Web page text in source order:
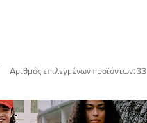
Αριθμός επιλεγμένων προϊόντων: 33